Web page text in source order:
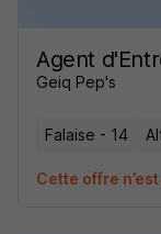
Agent
Geiq Pep's
Falaise - 14
Cette offre